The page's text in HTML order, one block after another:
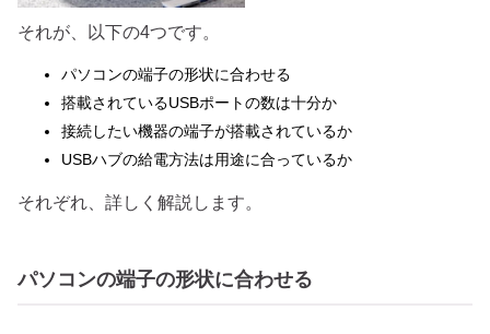
それが、以下の4つです。
パソコンの端子の形状に合わせる
搭載されているUSBポートの数は十分か
接続したい機器の端子が搭載されているか
USBハブの給電方法は用途に合っているか
それぞれ、詳しく解説します。
パソコンの端子の形状に合わせる